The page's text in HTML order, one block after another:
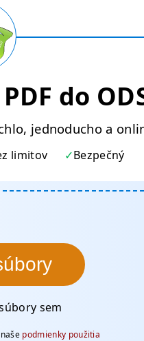
do
jednoducho a
limitov Bezpečný
sem
podmienky použitia